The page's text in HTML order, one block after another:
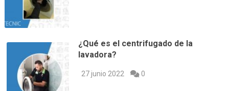
¿Qué es el centrifugado de la
lavadora?
27 junio 2022 0